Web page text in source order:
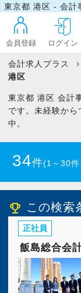
東京都 港区 - 会計
会員登録 ログイン
会計求人プラス
港区
東京都 港区 会計
です。未経験か
中。
34件(1～30件
emoji_events この検索
正社員
飯島総合会